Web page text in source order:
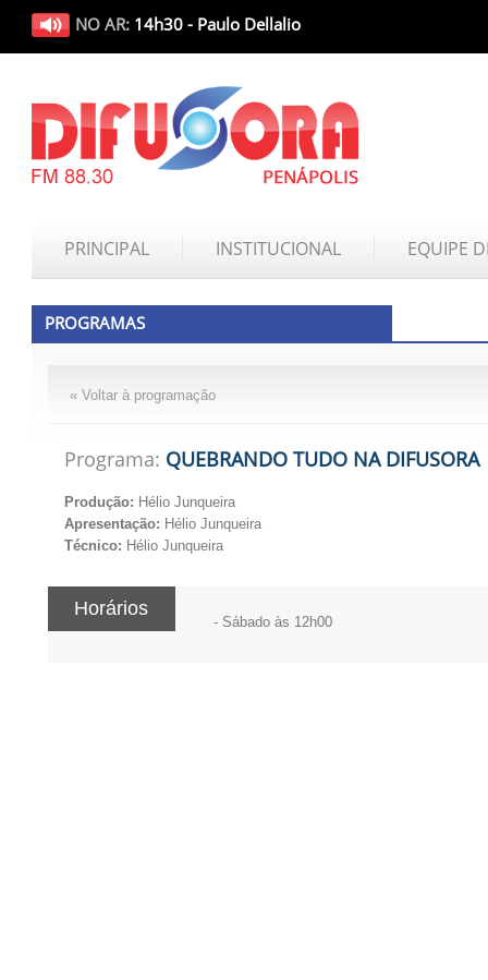
NO AR: 14h30 - Paulo Dellalio
PRINCIPAL INSTITUCIONAL EQUIPE
PROGRAMAS
« Voltar à programação
Programa: QUEBRANDO TUDO NA DIFUSORA
Produção: Hélio Junqueira
Apresentação: Hélio Junqueira
Técnico: Hélio Junqueira
Horários
- Sábado às 12h00